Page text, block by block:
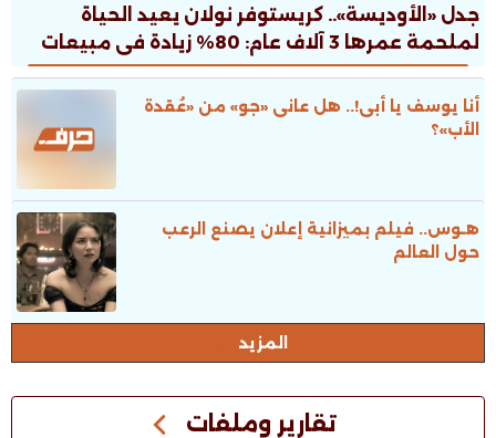
جدل «الأوديسة».. كريستوفر نولان يعيد الحياة
لملحمة عمرها 3 آلاف عام: 80% زيادة فى مبيعات
الطبعات.. ونقاش ثقافى صاخب
أنا يوسف يا أبى!.. هل عانى «جو» من «عُقدة
الأب»؟
هـوس.. فيلم بميزانية إعلان يصنع الرعب
حول العالم
المزيد
تقارير وملفات